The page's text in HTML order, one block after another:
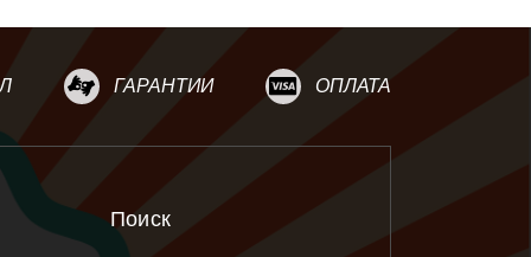
ГАРАНТИИ ОПЛАТА
Поиск